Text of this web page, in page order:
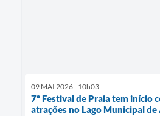
09 MAI 2026 - 10h03
7º Festival de Praia tem início
atrações no Lago Municipal